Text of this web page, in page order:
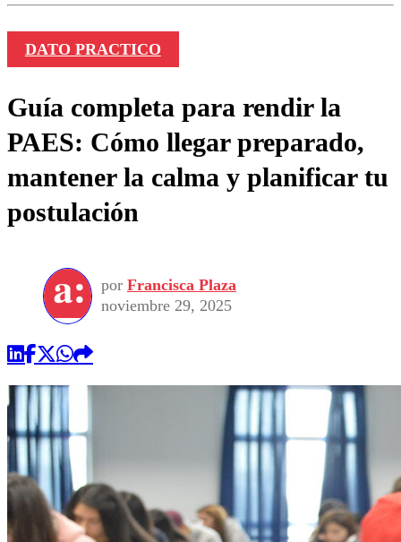
DATO PRACTICO
Guía completa para rendir la
PAES: Cómo llegar preparado,
mantener la calma y planificar tu
postulación
por Francisca Plaza
noviembre 29, 2025